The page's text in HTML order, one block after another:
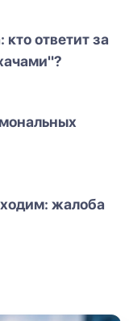
ответит за
жалоба